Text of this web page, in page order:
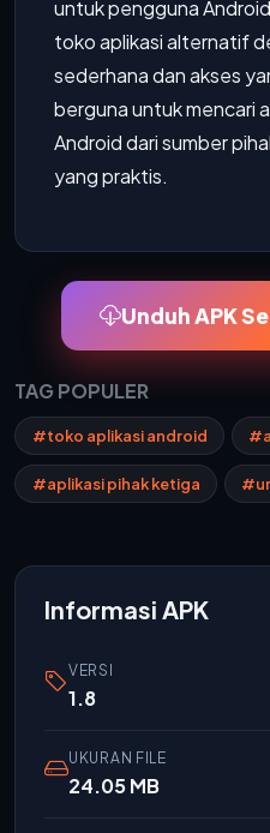
untuk pengguna
toko aplikasi alternatif
sederhana dan akses
berguna untuk mencari
Android dari sumber
yang praktis.
Unduh APK
TAG POPULER
#toko aplikasi android
#aplikasi pihak ketiga
Informasi APK
VERSI
1.8
UKURAN FILE
24.05 MB